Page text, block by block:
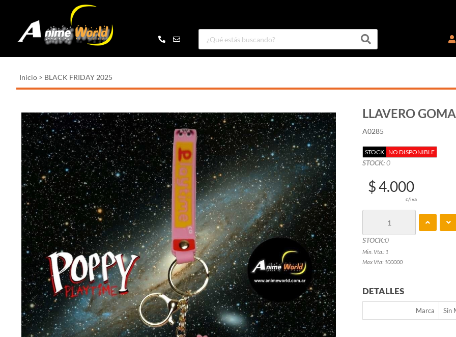
Inicio > BLACK FRIDAY 2025
LLAVERO
A0285
STOCK NO DISPONIBLE
STOCK:0
$ 4.000
c/iva
STOCK:0
Min. Vta.: 1
Max Vta: 100000
DETALLES
Marca Sin